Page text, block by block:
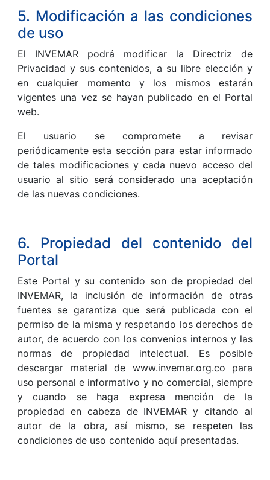
5. Modificación a las condiciones
de uso
El INVEMAR podrá modificar la Directriz de
Privacidad y sus contenidos, a su libre elección y
en cualquier momento y los mismos estarán
vigentes una vez se hayan publicado en el Portal
web.
El usuario se compromete a revisar
periódicamente esta sección para estar informado
de tales modificaciones y cada nuevo acceso del
usuario al sitio será considerado una aceptación
de las nuevas condiciones.
6. Propiedad del contenido del
Portal
Este Portal y su contenido son de propiedad del
INVEMAR, la inclusión de información de otras
fuentes se garantiza que será publicada con el
permiso de la misma y respetando los derechos de
autor, de acuerdo con los convenios internos y las
normas de propiedad intelectual. Es posible
descargar material de www.invemar.org.co para
uso personal e informativo y no comercial, siempre
y cuando se haga expresa mención de la
propiedad en cabeza de INVEMAR y citando al
autor de la obra, así mismo, se respeten las
condiciones de uso contenido aquí presentadas.